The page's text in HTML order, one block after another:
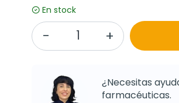
En stock
¿Necesitas
farmacéuticas.